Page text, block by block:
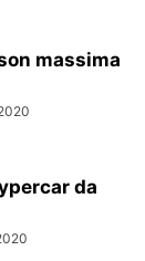
massima
da